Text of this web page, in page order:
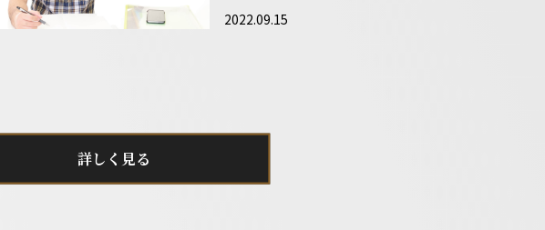
2022.09.15
詳しく見る